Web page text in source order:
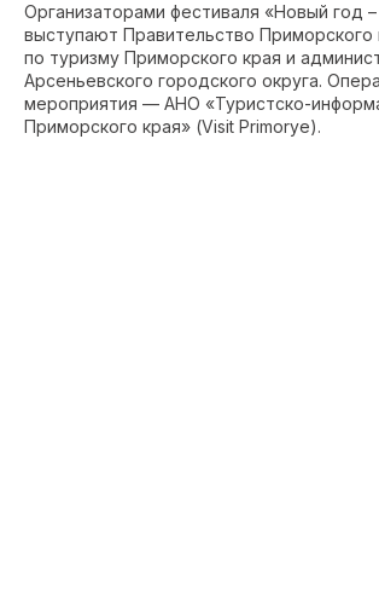
Организаторами фестиваля «Новый год
выступают Правительство Приморского
по туризму Приморского края и
Арсеньевского городского округа.
мероприятия — АНО «Туристско-
Приморского края» (Visit Primorye).